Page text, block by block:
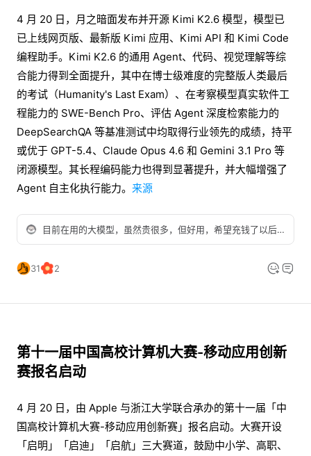
4 月 20 日，月之暗面发布并开源 Kimi K2.6 模型，模型已
已上线网页版、最新版 Kimi 应用、Kimi API 和 Kimi Code
编程助手。Kimi K2.6 的通用 Agent、代码、视觉理解等综
合能力得到全面提升，其中在博士级难度的完整版人类最后
的考试（Humanity's Last Exam）、在考察模型真实软件工
程能力的 SWE-Bench Pro、评估 Agent 深度检索能力的
DeepSearchQA 等基准测试中均取得行业领先的成绩，持平
或优于 GPT-5.4、Claude Opus 4.6 和 Gemini 3.1 Pro 等
闭源模型。其长程编码能力也得到显著提升，并大幅增强了
Agent 自主化执行能力。 来源
目前在用的大模型，虽然贵很多，但好用，希望充钱了以后不会出现坑爹的降智现象
31 2
第十一届中国高校计算机大赛-移动应用创新
赛报名启动
4 月 20 日，由 Apple 与浙江大学联合承办的第十一届「中
国高校计算机大赛-移动应用创新赛」报名启动。大赛开设
「启明」「启迪」「启航」三大赛道，鼓励中小学、高职、